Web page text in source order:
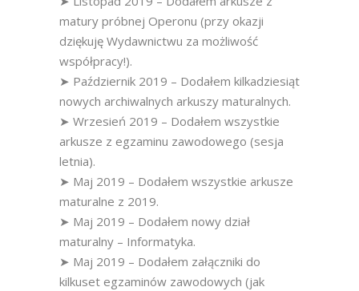
matury próbnej Operonu (przy okazji
dziękuję Wydawnictwu za możliwość
współpracy!).
➤ Październik 2019 – Dodałem kilkadziesiąt
nowych archiwalnych arkuszy maturalnych.
➤ Wrzesień 2019 – Dodałem wszystkie
arkusze z egzaminu zawodowego (sesja
letnia).
➤ Maj 2019 – Dodałem wszystkie arkusze
maturalne z 2019.
➤ Maj 2019 – Dodałem nowy dział
maturalny – Informatyka.
➤ Maj 2019 – Dodałem załączniki do
kilkuset egzaminów zawodowych (jak